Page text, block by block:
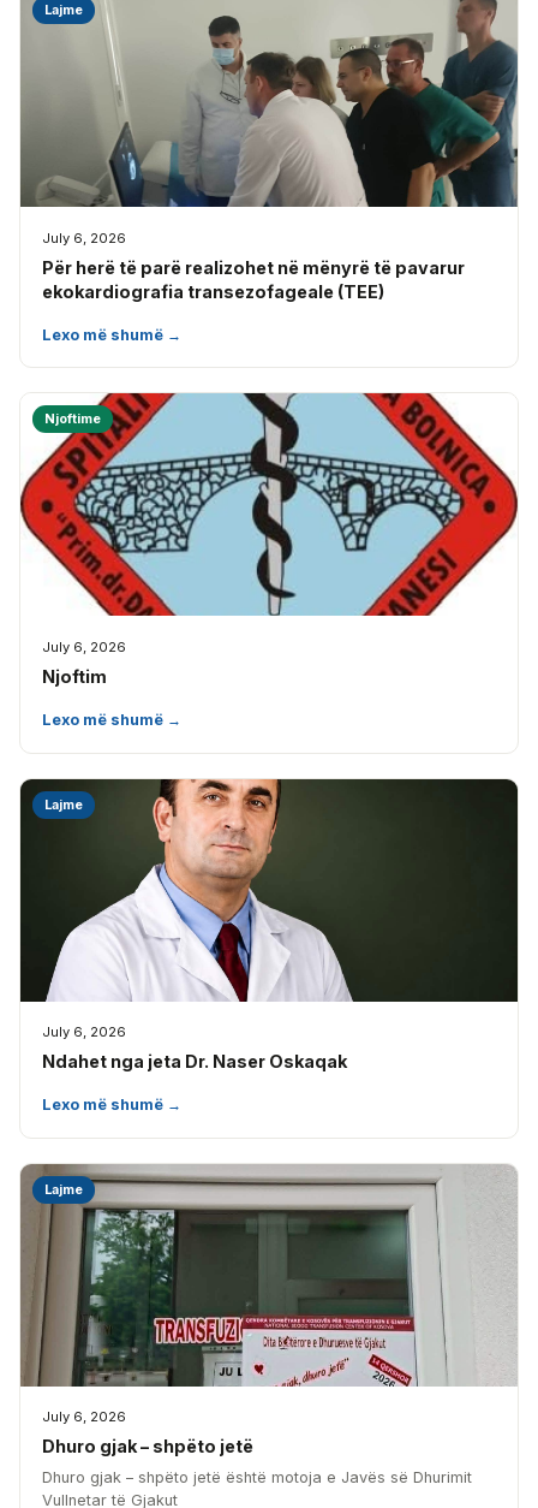
Lajme
July 6, 2026
Për herë të parë realizohet në mënyrë të pavarur
ekokardiografia transezofageale (TEE)
Lexo më shumë →
Njoftime
July 6, 2026
Njoftim
Lexo më shumë →
Lajme
July 6, 2026
Ndahet nga jeta Dr. Naser Oskaqak
Lexo më shumë →
Lajme
July 6, 2026
Dhuro gjak – shpëto jetë
Dhuro gjak – shpëto jetë është motoja e Javës së Dhurimit
Vullnetar të Gjakut